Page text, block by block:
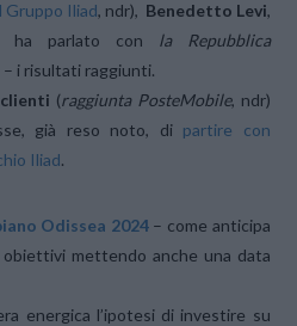
Gruppo Iliad, ndr), Benedetto Levi,
ha parlato con la Repubblica
i risultati raggiunti.
(raggiunta PosteMobile, ndr)
già reso noto, di partire con
Iliad.
Odissea 2024– come anticipa
mettendo anche una data
energica l’ipotesi di investire su